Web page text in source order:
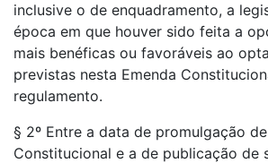
inclusive o de enquadramento, a
época em que houver sido feita a
mais benéficas ou favoráveis ao
previstas nesta Emenda
regulamento.
§ 2º Entre a data de promulgação
Constitucional e a de publicação de